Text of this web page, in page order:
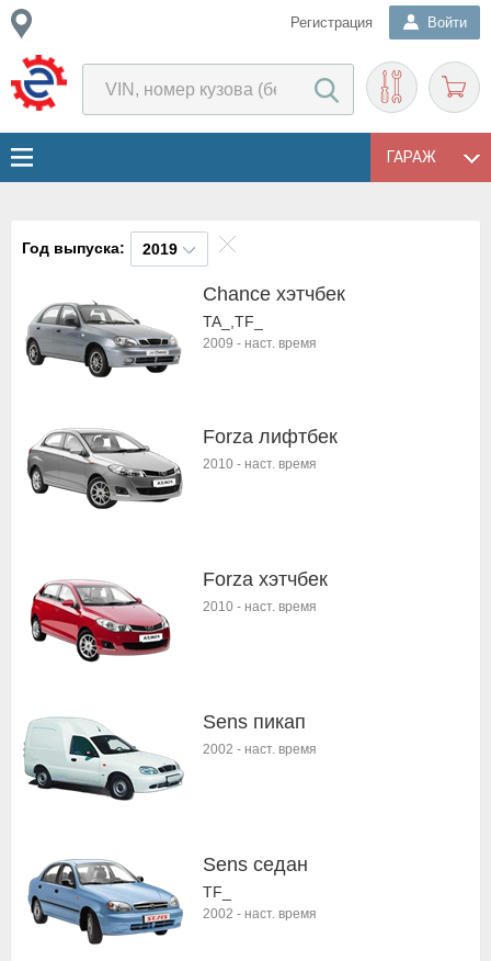
Регистрация Войти
ГАРАЖ
Год выпуска: 2019
Chance хэтчбек
TA_,TF_
2009 - наст. время
Forza лифтбек
2010 - наст. время
Forza хэтчбек
2010 - наст. время
Sens пикап
2002 - наст. время
Sens седан
TF_
2002 - наст. время